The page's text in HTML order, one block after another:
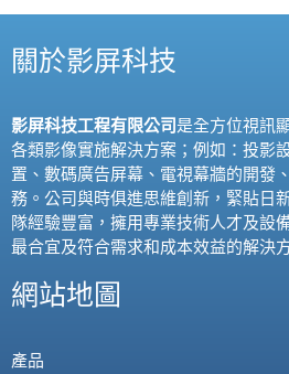
關於影屏科技
影屏科技工程有限公司是全方位視訊
各類影像實施解決方案；例如：投影
置、數碼廣告屏幕、電視幕牆的開發
務。公司與時俱進思維創新，緊貼日
隊經驗豐富，擁用專業技術人才及設
最合宜及符合需求和成本效益的解決
網站地圖
產品